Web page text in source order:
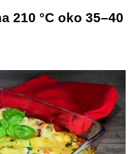
210 °C oko 35–40